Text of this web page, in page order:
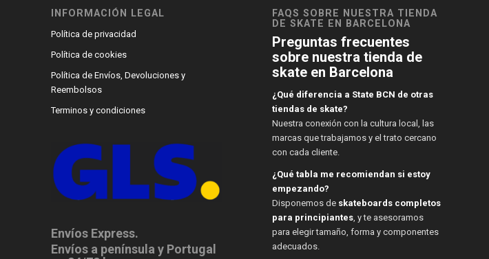
INFORMACIÓN LEGAL
Política de privacidad
Política de cookies
Política de Envíos, Devoluciones y
Reembolsos
Terminos y condiciones
Envíos Express.
Envíos a península y Portugal
FAQS SOBRE NUESTRA TIENDA
DE SKATE EN BARCELONA
Preguntas frecuentes
sobre nuestra tienda de
skate en Barcelona
¿Qué diferencia a State BCN de otras
tiendas de skate?
Nuestra conexión con la cultura local, las
marcas que trabajamos y el trato cercano
con cada cliente.
¿Qué tabla me recomiendan si estoy
empezando?
Disponemos de skateboards completos
para principiantes, y te asesoramos
para elegir tamaño, forma y componentes
adecuados.